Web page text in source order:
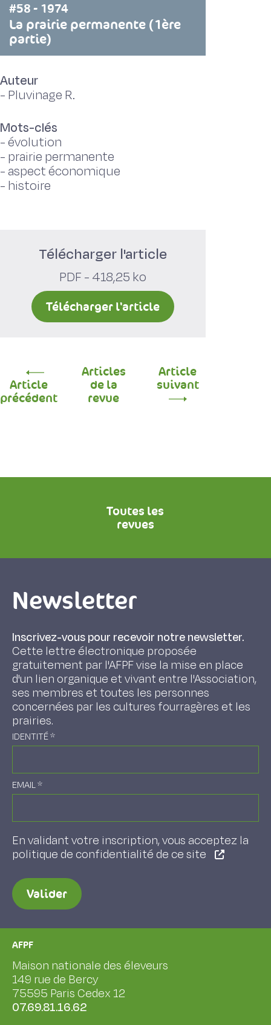
#58 - 1974
La prairie permanente (1ère
partie)
Auteur
- Pluvinage R.
Mots-clés
-évolution
- prairie permanente
- aspect économique
- histoire
Télécharger l'article
PDF - 418,25 ko
Télécharger l'article
Article
précédent
Articles
de la
revue
Article
suivant
Toutes les
revues
Newsletter
Inscrivez-vous pour recevoir notre newsletter.
Cette lettre électronique proposée
gratuitement par l'AFPF vise la mise en place
d'un lien organique et vivant entre l'Association,
ses membres et toutes les personnes
concernées par les cultures fourragères et les
prairies.
IDENTITÉ*
EMAIL*
En validant votre inscription, vous acceptez la
politique de confidentialité de ce site
Valider
AFPF
Maison nationale des éleveurs
149 rue de Bercy
75595 Paris Cedex 12
07.69.81.16.62